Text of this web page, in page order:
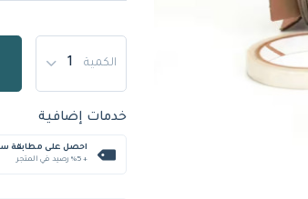
الكمية
خدمات إضافية
احصل على مطابقة
+ %5 رصيد في المتجر